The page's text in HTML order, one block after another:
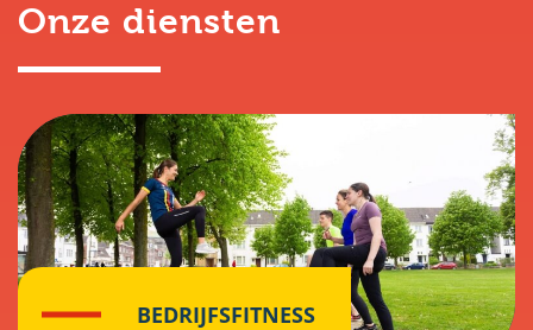
Onze diensten
BEDRIJFSFITNESS